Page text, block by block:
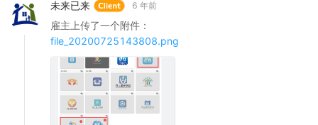
未来已来 6 年前
雇主上传了一个附件：
file_20200725143808.png